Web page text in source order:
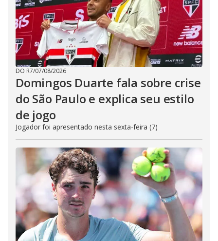
DO R7/07/08/2026
Domingos Duarte fala sobre crise
do São Paulo e explica seu estilo
de jogo
Jogador foi apresentado nesta sexta-feira (7)